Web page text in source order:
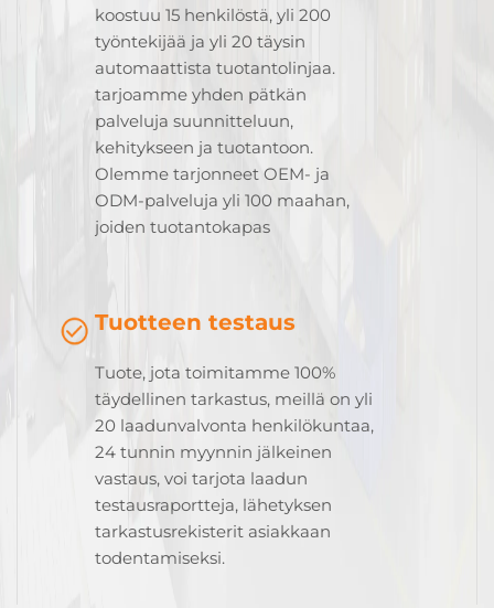
koostuu 15 henkilöstä, yli 200
työntekijää ja yli 20 täysin
automaattista tuotantolinjaa.
tarjoamme yhden pätkän
palveluja suunnitteluun,
kehitykseen ja tuotantoon.
Olemme tarjonneet OEM- ja
ODM-palveluja yli 100 maahan,
joiden tuotantokapas
Tuotteen testaus
Tuote, jota toimitamme 100%
täydellinen tarkastus, meillä on yli
20 laadunvalvonta henkilökuntaa,
24 tunnin myynnin jälkeinen
vastaus, voi tarjota laadun
testausraportteja, lähetyksen
tarkastusrekisterit asiakkaan
todentamiseksi.